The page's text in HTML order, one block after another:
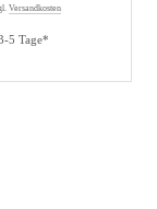
5 Tage*
Versandkosten